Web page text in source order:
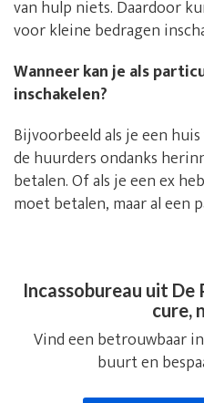
van hulp niets. Daardoor
voor kleine bedragen
Wanneer kan je als
inschakelen?
Bijvoorbeeld als je een
de huurders ondanks
betalen. Of als je een ex
moet betalen, maar al een
Incassobureau uit De
cure,
Vind een betrouwbaar
buurt en